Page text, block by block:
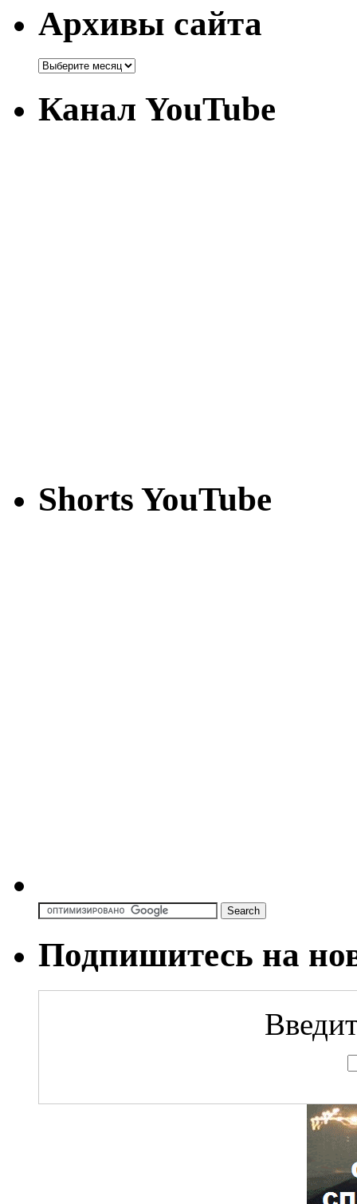
Архивы сайта
Канал YouTube
Shorts YouTube
Подпишитесь на